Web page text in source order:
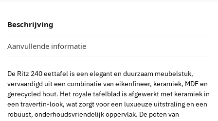
Beschrijving
Aanvullende informatie
De Ritz 240 eettafel is een elegant en duurzaam meubelstuk,
vervaardigd uit een combinatie van eikenfineer, keramiek, MDF en
gerecycled hout. Het royale tafelblad is afgewerkt met keramiek in
een travertin-look, wat zorgt voor een luxueuze uitstraling en een
robuust, onderhoudsvriendelijk oppervlak. De poten van